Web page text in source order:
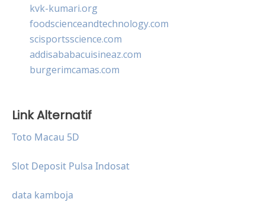
kvk-kumari.org
foodscienceandtechnology.com
scisportsscience.com
addisababacuisineaz.com
burgerimcamas.com
Link Alternatif
Toto Macau 5D
Slot Deposit Pulsa Indosat
data kamboja